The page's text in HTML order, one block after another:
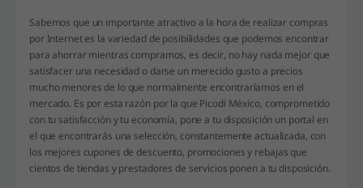
Sabemos que un importante atractivo a la hora de realizar compras
por Internet es la variedad de posibilidades que podemos encontrar
para ahorrar mientras compramos, es decir, no hay nada mejor que
satisfacer una necesidad o darse un merecido gusto a precios
mucho menores de lo que normalmente encontraríamos en el
mercado. Es por esta razón por la que Picodi México, comprometido
con tu satisfacción y tu economía, pone a tu disposición un portal en
el que encontrarás una selección, constantemente actualizada, con
los mejores cupones de descuento, promociones y rebajas que
cientos de tiendas y prestadores de servicios ponen a tu disposición.